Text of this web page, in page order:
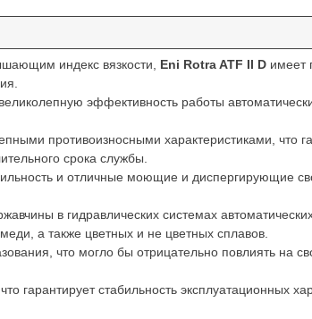
индекс вязкости, Eni Rotra ATF II D имеет
эффективность работы
противоизносными характеристиками, что
срока службы.
и отличные моющие и диспергирующие
в гидравлических системах
а также цветных и не цветных сплавов.
что могло бы отрицательно повлиять на
гарантирует стабильность эксплуатационных